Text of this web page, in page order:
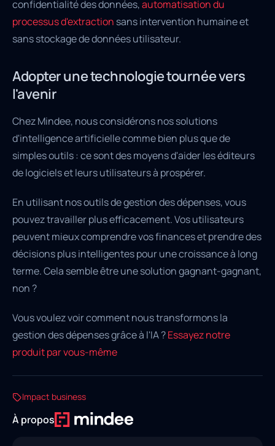
confidentialité des données,automatisation du
processus d'extraction sans intervention humaine et
sans stockage de données utilisateur.
Adopter une technologie tournée vers
l'avenir
Chez Mindee, nous considérons nos solutions
d'intelligence artificielle comme bien plus que de
simples outils : ce sont des moyens d'aider les éditeurs
de logiciels et leurs utilisateurs à prospérer.
En utilisant nos outils de gestion des dépenses, vous
pouvez travailler plus efficacement. Vos utilisateurs
peuvent mieux comprendre vos finances et prendre des
décisions plus intelligentes pour une croissance à long
terme. Cela semble être une solution gagnant-gagnant,
non ?
Vous voulez voir comment nous transformons la
gestion des dépenses grâce à l'IA ?Essayez notre
produit par vous-même
Impact business
À propos